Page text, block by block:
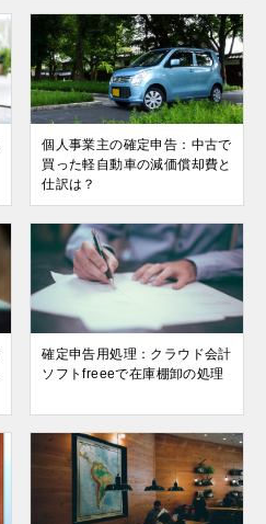
個人事業主の確定申告：中古で
買った軽自動車の減価償却費と
仕訳は？
確定申告用処理：クラウド会計
ソフトfreeeで在庫棚卸の処理